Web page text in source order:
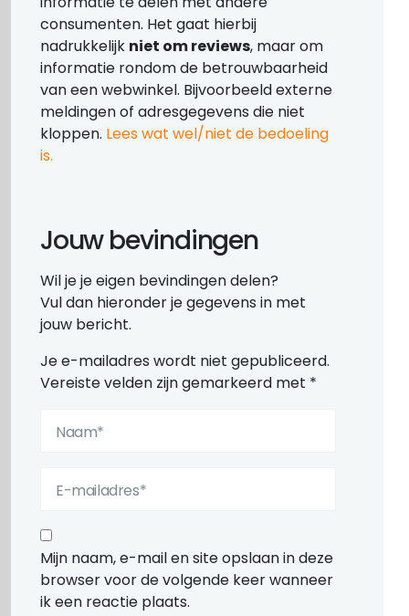
consumenten. Het gaat hierbij
nadrukkelijk niet om reviews, maar om
informatie rondom de betrouwbaarheid
van een webwinkel. Bijvoorbeeld externe
meldingen of adresgegevens die niet
kloppen. Lees wat wel/niet de bedoeling
is.
Jouw bevindingen
Wil je je eigen bevindingen delen?
Vul dan hieronder je gegevens in met
jouw bericht.
Je e-mailadres wordt niet gepubliceerd.
Vereiste velden zijn gemarkeerd met *
Mijn naam, e-mail en site opslaan in deze
browser voor de volgende keer wanneer
ik een reactie plaats.